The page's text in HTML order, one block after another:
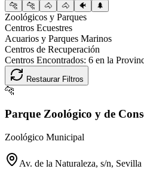
🐆 🐆 🐴 🐴 🐠 🌲
Zoológicos y Parques
Centros Ecuestres
Acuarios y Parques Marinos
Centros de Recuperación
Centros Encontrados: 6 en la
Restaurar Filtros
🐆
Parque Zoológico y de
Zoológico Municipal
Av. de la Naturaleza, s/n, Sevilla